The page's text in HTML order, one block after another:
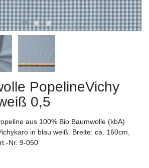
PopelineVichy
0,5
aus 100% Bio Baumwolle (kbA)
in blau weiß. Breite: ca. 160cm,
Nr. 9-050